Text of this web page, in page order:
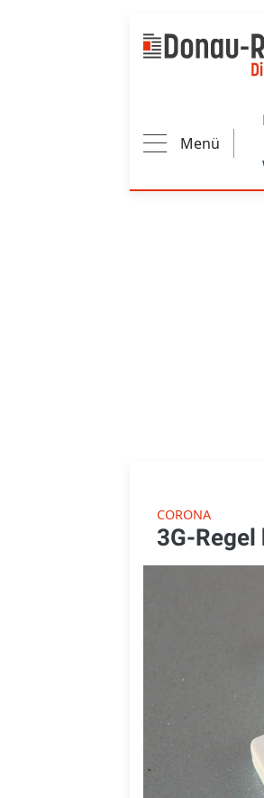
Menü
CORONA
3G-